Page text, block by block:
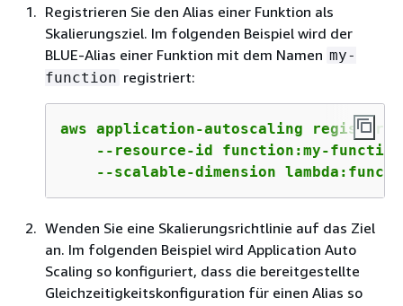
Registrieren Sie den Alias einer Funktion als
Skalierungsziel. Im folgenden Beispiel wird der
BLUE-Alias einer Funktion mit dem Namen my-
function registriert:
aws application-autoscaling register-
--resource-id function:my-
--scalable-dimension
Wenden Sie eine Skalierungsrichtlinie auf das Ziel
an. Im folgenden Beispiel wird Application Auto
Scaling so konfiguriert, dass die bereitgestellte
Gleichzeitigkeitskonfiguration für einen Alias so